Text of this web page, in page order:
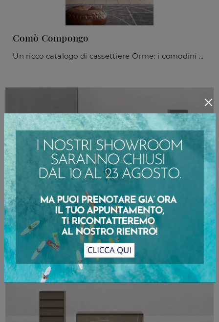
Comò Compongo
Un ricco catalogo di cassettiere Orme: i comodini moderni in laccato opaco, come Comò Compongo, sono tra le proposte più esclusive.
Gruppo Notte Compongo